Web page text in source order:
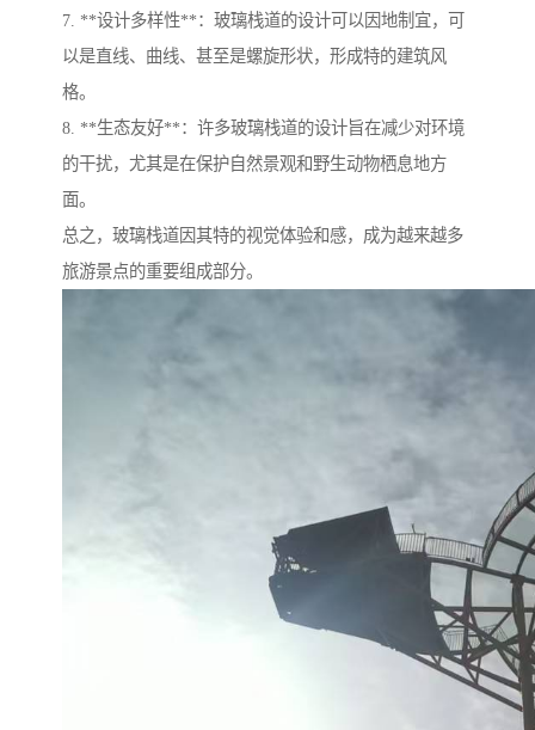
7. **设计多样性**：玻璃栈道的设计可以因地制宜，可
以是直线、曲线、甚至是螺旋形状，形成特的建筑风
格。
8. **生态友好**：许多玻璃栈道的设计旨在减少对环境
的干扰，尤其是在保护自然景观和野生动物栖息地方
面。
总之，玻璃栈道因其特的视觉体验和感，成为越来越多
旅游景点的重要组成部分。